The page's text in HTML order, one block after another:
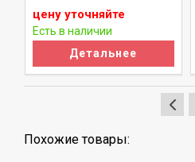
цену уточняйте
Есть в наличии
Детальнее
Похожие товары: